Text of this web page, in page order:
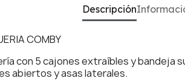
Descripción
COMBY
con 5 cajones extraíbles y bandeja
abiertos y asas laterales.